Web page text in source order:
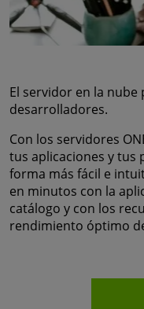
El servidor en la nube
desarrolladores.
Con los servidores
tus aplicaciones y tus
forma más fácil e
en minutos con la
catálogo y con los
rendimiento óptimo